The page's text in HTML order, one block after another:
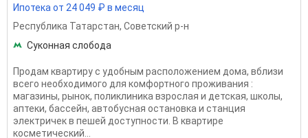
Ипотека от 24 049 ₽ в месяц
Республика Татарстан, Советский р-н
Суконная слобода
Продам квартиру с удобным расположением дома, вблизи
всего необходимого для комфортного проживания :
магазины, рынок, поликлиника взрослая и детская, школы,
аптеки, бассейн, автобусная остановка и станция
электричек в пешей доступности. В квартире
косметический...